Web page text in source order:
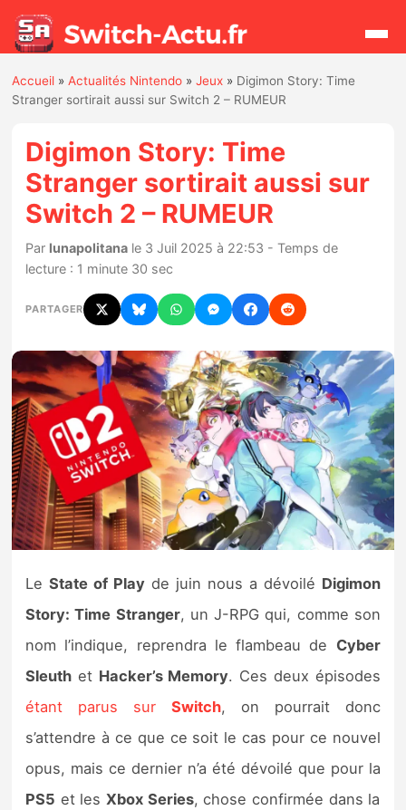
Rechercher
Actualités
Jeux
Hardware
Mises à jour
Chiffres de ventes
Rumeurs
Nintendo Direct
Tests et previews
Tests de jeux
Tests d’accessoires
Previews
Précommandes
Précommandes jeux Switch 2
Accueil »Actualités Nintendo »Jeux » Digimon Story: Time
Stranger sortirait aussi sur Switch 2 – RUMEUR
Digimon Story: Time
Stranger sortirait aussi sur
Switch 2 – RUMEUR
Par lunapolitana le 3 Juil 2025 à 22:53 - Temps de
lecture : 1 minute 30 sec
PARTAGER
LeState of Play de juin nous a dévoilé Digimon
Story: Time Stranger, un J-RPG qui, comme son
nom l’indique, reprendra le flambeau de Cyber
Sleuth et Hacker’s Memory. Ces deux épisodes
étant parus sur Switch, on pourrait donc
s’attendre à ce que ce soit le cas pour ce nouvel
opus, mais ce dernier n’a été dévoilé que pour la
PS5 et lesXbox Series, chose confirmée dans la